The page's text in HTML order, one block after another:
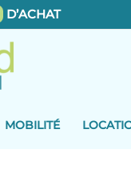
D’ACHAT
MOBILITÉ